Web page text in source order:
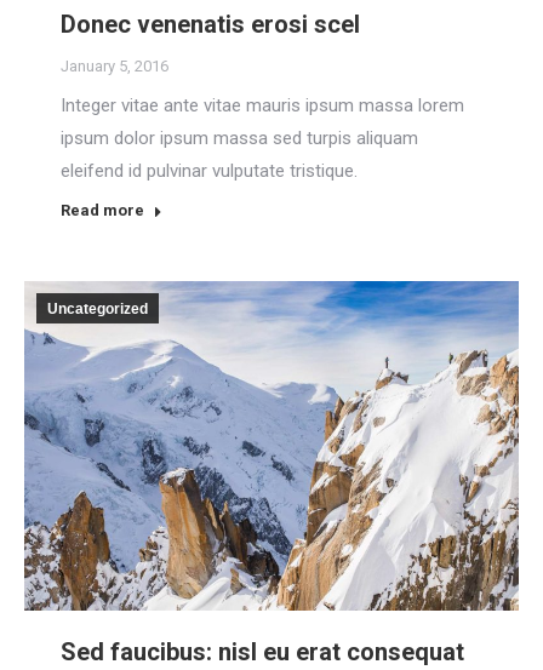
Donec venenatis erosi scel
January 5, 2016
Integer vitae ante vitae mauris ipsum massa lorem
ipsum dolor ipsum massa sed turpis aliquam
eleifend id pulvinar vulputate tristique.
Read more
Uncategorized
Sed faucibus: nisl eu erat consequat